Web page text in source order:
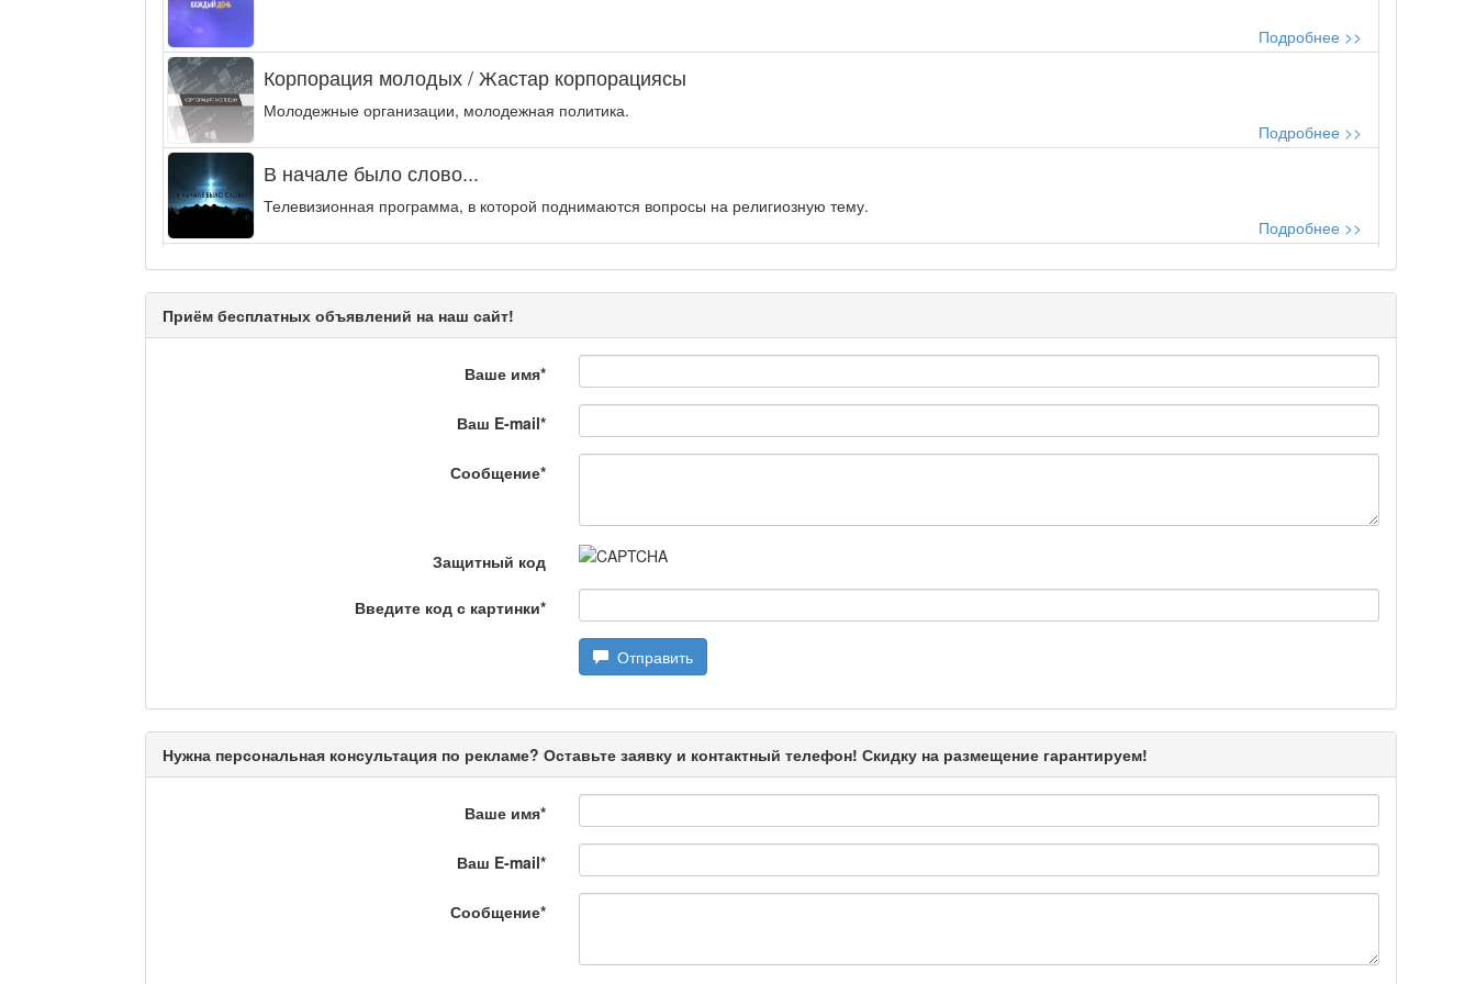
Подробнее >>
Корпорация молодых / Жастар корпорациясы
Молодежные организации, молодежная политика.
Подробнее >>
В начале было слово...
Телевизионная программа, в которой поднимаются вопросы на религиозную тему.
Подробнее >>
Энергия удачи
Музыкально-развлекательная программа «Энергия удачи» представляет собой интеллектуальную...
На полицейской волне / Қылмыс пен жаза
Подробнее >>
Актуальный вопрос / Маңызды сұрақ
Подробнее >>
Подробнее >>
Приём бесплатных объявлений на наш сайт!
Ваше имя*
Ваш E-mail*
Сообщение*
Защитный код
Введите код с картинки*
Отправить
Нужна персональная консультация по рекламе? Оставьте заявку и контактный телефон! Скидку на размещение гарантируем!
Ваше имя*
Ваш E-mail*
Сообщение*